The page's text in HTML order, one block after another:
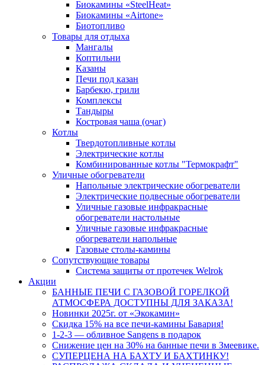
Биокамины «SteelHeat»
Биокамины «Airtone»
Биотопливо
Товары для отдыха
Мангалы
Коптильни
Казаны
Печи под казан
Барбекю, грили
Комплексы
Тандыры
Костровая чаша (очаг)
Котлы
Твердотопливные котлы
Электрические котлы
Комбинированные котлы "Термокрафт"
Уличные обогреватели
Напольные электрические обогреватели
Электрические подвесные обогреватели
Уличные газовые инфракрасные
обогреватели настольные
Уличные газовые инфракрасные
обогреватели напольные
Газовые столы-камины
Сопутствующие товары
Система защиты от протечек Welrok
Акции
БАННЫЕ ПЕЧИ С ГАЗОВОЙ ГОРЕЛКОЙ
АТМОСФЕРА ДОСТУПНЫ ДЛЯ ЗАКАЗА!
Новинки 2025г. от «Экокамин»
Скидка 15% на все печи-камины Бавария!
1-2-3 — обливное Sangens в подарок
Снижение цен на 30% на банные печи в Змеевике.
СУПЕРЦЕНА НА БАХТУ И БАХТИНКУ!